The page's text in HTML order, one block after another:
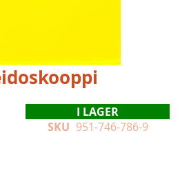
I LAGER
SKU 951-746-786-9